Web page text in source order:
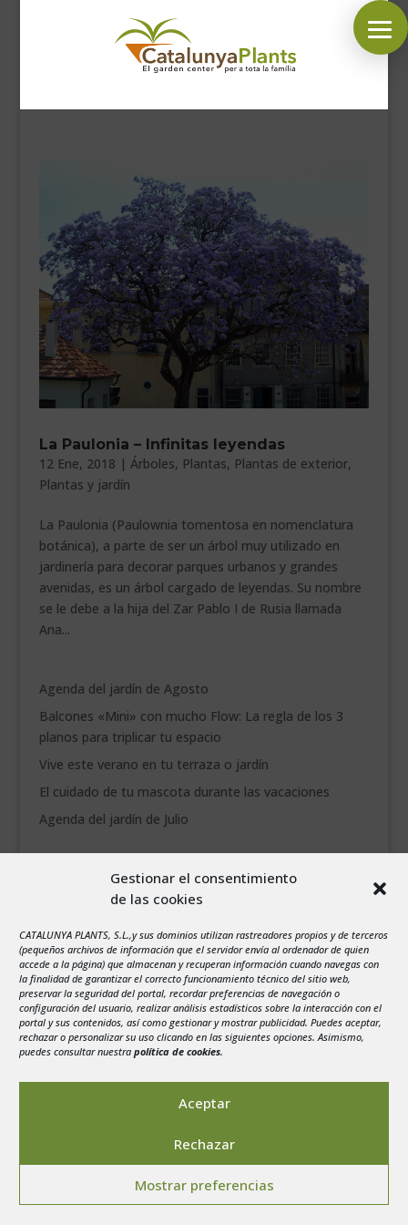
Gestionar el consentimiento
de las cookies
CATALUNYA PLANTS, S.L.,y sus dominios utilizan rastreadores propios y de terceros
(pequeños archivos de información que el servidor envía al ordenador de quien
accede a la página) que almacenan y recuperan información cuando navegas con
la finalidad de garantizar el correcto funcionamiento técnico del sitio web,
preservar la seguridad del portal, recordar preferencias de navegación o
configuración del usuario, realizar análisis estadísticos sobre la interacción con el
portal y sus contenidos, así como gestionar y mostrar publicidad. Puedes aceptar,
rechazar o personalizar su uso clicando en las siguientes opciones. Asimismo,
puedes consultar nuestra política de cookies.
Aceptar
Rechazar
Mostrar preferencias
SÍGUENOS EN:
COMPLEMENTOS JARDÍN
MASCOTAS
DECORACIÓN
HORARIO GARDEN
CONTACTAR
BLOG
VEURE EN CATALÀ
La Paulonia – Infinitas leyendas
12 Ene, 2018 | Árboles, Plantas, Plantas de exterior,
Plantas y jardín
La Paulonia (Paulownia tomentosa en nomenclatura
botánica), a parte de ser un árbol muy utilizado en
jardinería para decorar parques urbanos y grandes
avenidas, es un árbol cargado de leyendas. Su nombre
se le debe a la hija del Zar Pablo I de Rusia llamada
Ana...
Agenda del jardín de Agosto
Balcones «Mini» con mucho Flow: La regla de los 3
planos para triplicar tu espacio
Vive este verano en tu terraza o jardín
El cuidado de tu mascota durante las vacaciones
Agenda del jardín de Julio
X J V S
3
4 5 6 7 8
9
10
11 12 13 14 15
16
17
18 19 20 21 22
23
24
25 26 27 28 29
30
31
Política de privacidad
Cookies